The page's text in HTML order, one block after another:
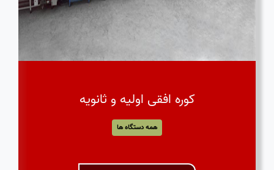
کوره افقی اولیه و ثانویه
همه دستگاه ها